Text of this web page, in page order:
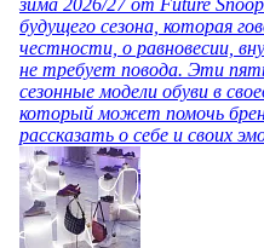
зима 2026/27 от Future
будущего сезона, которая
честности, о равновесии,
не требует повода. Эти
сезонные модели обуви в
который может помочь
рассказать о себе и своих